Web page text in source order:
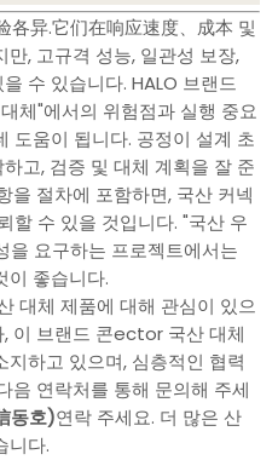
各异.它们在响应速度、成本 및
, 고규격 성능, 일관성 보장,
수 있습니다. HALO 브랜드
체"에서의 위험점과 실행 중요
도움이 됩니다. 공정이 설계 초
고, 검증 및 대체 계획을 잘 준
을 절차에 포함하면, 국산 커넥
할 수 있을 것입니다. "국산 우
을 요구하는 프로젝트에서는
이 좋습니다.
대체 제품에 대해 관심이 있으
이 브랜드 콘ector 국산 대체
하고 있으며, 심층적인 협력
음 연락처를 통해 문의해 주세
동호)연락 주세요. 더 많은 산
니다.